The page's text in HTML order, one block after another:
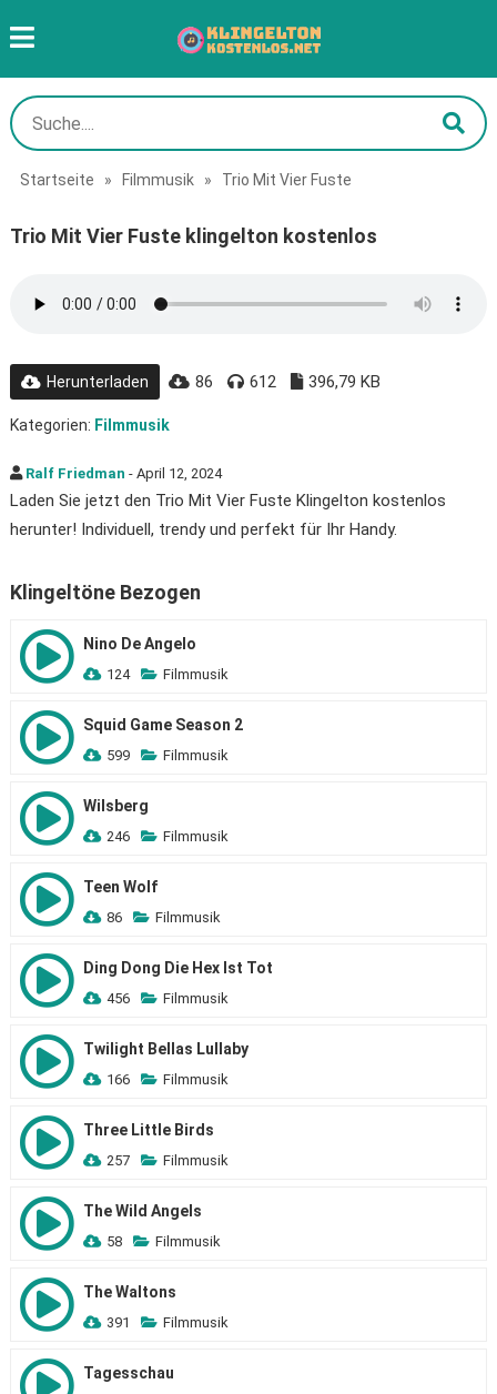
Startseite » Filmmusik » Trio Mit Vier Fuste
Trio Mit Vier Fuste klingelton kostenlos
Herunterladen 86 612 396,79 KB
Kategorien: Filmmusik
Ralf Friedman - April 12, 2024
Laden Sie jetzt den Trio Mit Vier Fuste Klingelton kostenlos
herunter! Individuell, trendy und perfekt für Ihr Handy.
Klingeltöne Bezogen
Nino De Angelo
124 Filmmusik
Squid Game Season 2
599 Filmmusik
Wilsberg
246 Filmmusik
Teen Wolf
86 Filmmusik
Ding Dong Die Hex Ist Tot
456 Filmmusik
Twilight Bellas Lullaby
166 Filmmusik
Three Little Birds
257 Filmmusik
The Wild Angels
58 Filmmusik
The Waltons
391 Filmmusik
Tagesschau